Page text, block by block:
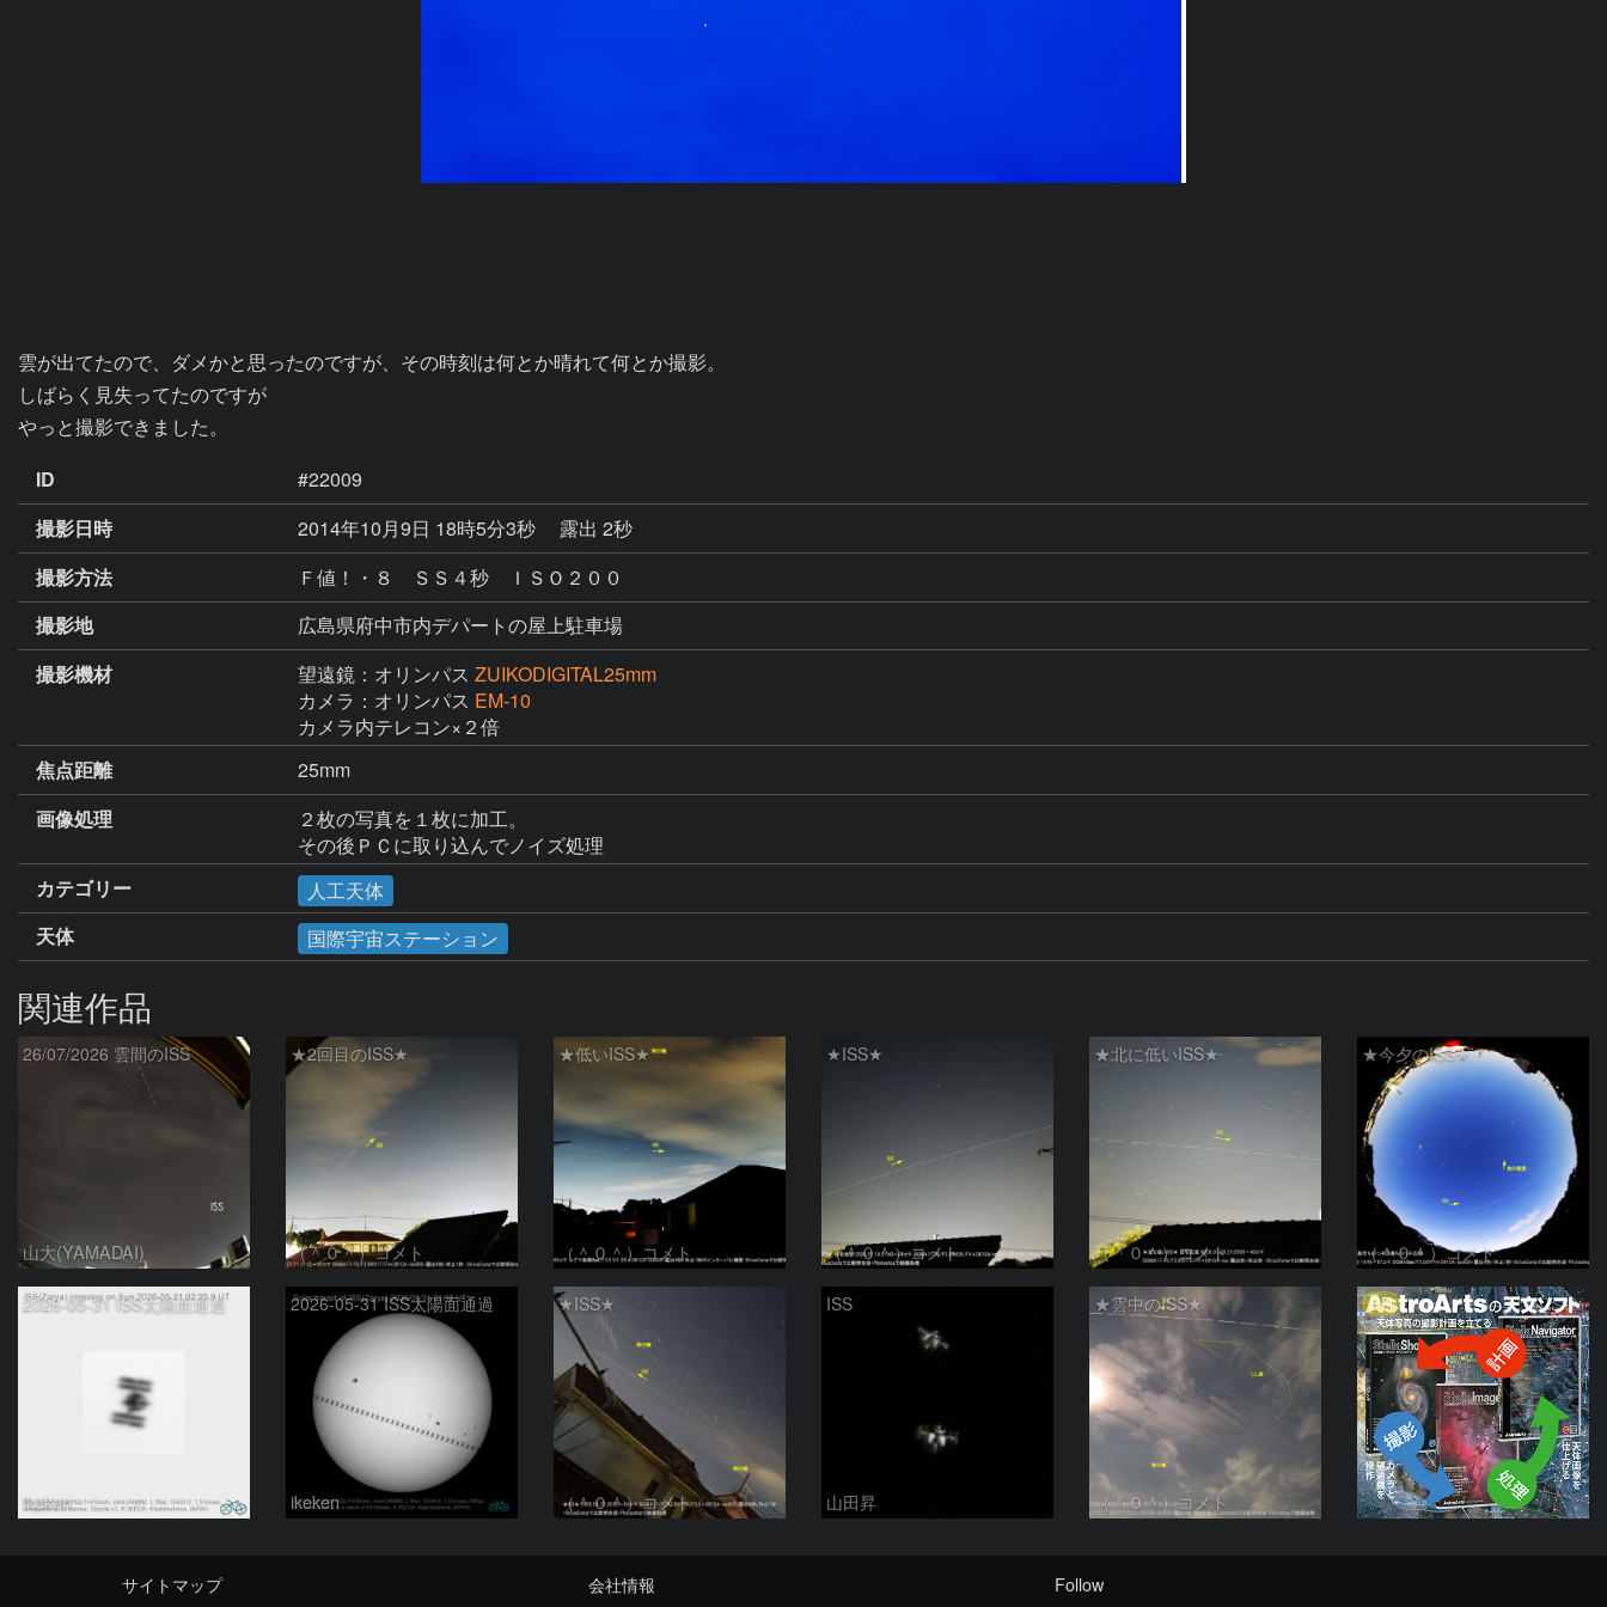
雲が出てたので、ダメかと思ったのですが、その時刻は何とか晴れて何とか撮影。
しばらく見失ってたのですが
やっと撮影できました。
ID
#22009
撮影日時
2014年10月9日 18時5分3秒
露出 2秒
撮影方法
Ｆ値！・８ ＳＳ４秒 ＩＳＯ２００
撮影地
広島県府中市内デパートの屋上駐車場
撮影機材
望遠鏡：オリンパス ZUIKODIGITAL25mm
カメラ：オリンパス EM-10
カメラ内テレコン×２倍
焦点距離
25mm
画像処理
２枚の写真を１枚に加工。
その後ＰＣに取り込んでノイズ処理
カテゴリー
人工天体
天体
国際宇宙ステーション
関連作品
26/07/2026 雲間のISS
山大(YAMADAI)
★2回目のISS★
（＾０＾）コメト
★低いISS★
（＾０＾）コメト
★ISS★
（＾０＾）コメト
★北に低いISS★
（＾０＾）コメト
★今夕のISS★
（＾０＾）コメト
2026-05-31 ISS太陽面通過
ikeken
2026-05-31 ISS太陽面通過
ikeken
★ISS★
（＾０＾）コメト
ISS
山田昇
★雲中のISS★
（＾０＾）コメト
PR
サイトマップ
会社情報
Follow